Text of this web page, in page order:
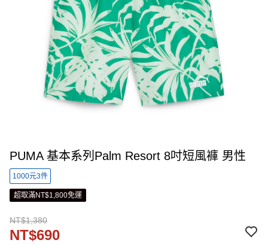
PUMA 基本系列Palm Resort 8吋短風褲 男性
1000元3件
超取滿NT$1,800免運
NT$1,380
NT$690